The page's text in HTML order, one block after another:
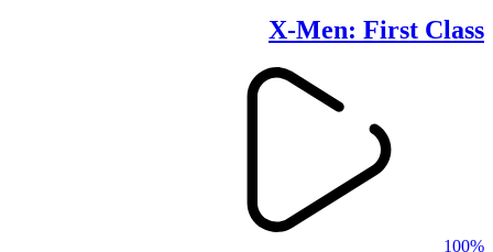
X-Men: First Class
100%